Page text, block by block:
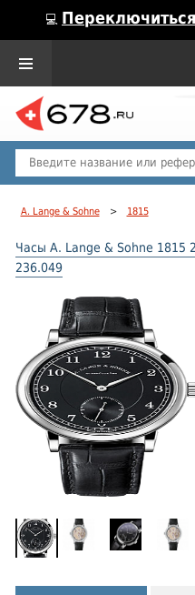
💻
A. Lange & Sohne > 1815
Часы A. Lange & Sohne 1815
236.049